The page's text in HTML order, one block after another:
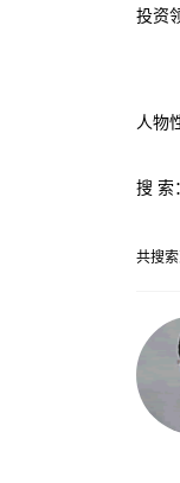
投资
人物
搜 索：
共搜索